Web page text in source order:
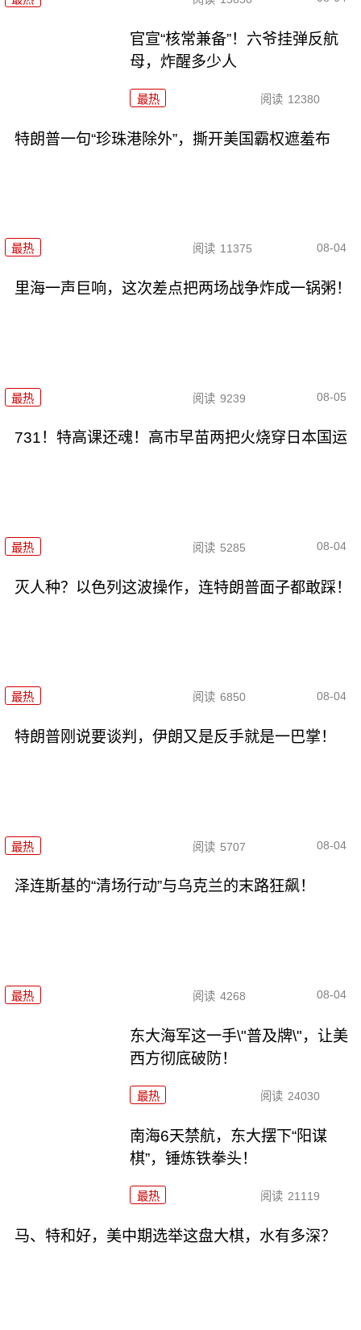
官宣“核常兼备”！六爷挂弹反航
母，炸醒多少人
最热 阅读 12380
特朗普一句“珍珠港除外”，撕开美国霸权遮羞布
最热 阅读 11375 08-04
里海一声巨响，这次差点把两场战争炸成一锅粥！
最热 阅读 9239 08-05
731！特高课还魂！高市早苗两把火烧穿日本国运
最热 阅读 5285 08-04
灭人种？以色列这波操作，连特朗普面子都敢踩！
最热 阅读 6850 08-04
特朗普刚说要谈判，伊朗又是反手就是一巴掌！
最热 阅读 5707 08-04
泽连斯基的“清场行动”与乌克兰的末路狂飙！
最热 阅读 4268 08-04
东大海军这一手\"普及牌\"，让美
西方彻底破防！
最热 阅读 24030
南海6天禁航，东大摆下“阳谋
棋”，锤炼铁拳头！
最热 阅读 21119
马、特和好，美中期选举这盘大棋，水有多深？